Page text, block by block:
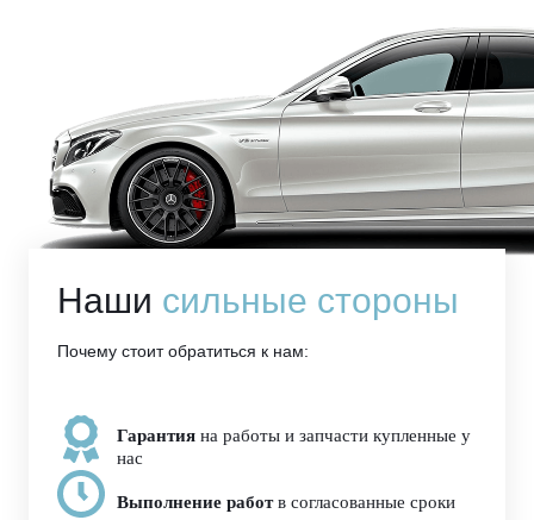
Наши сильные стороны
Почему стоит обратиться к нам:
Гарантия на работы и запчасти купленные у
нас
Выполнение работв согласованные сроки